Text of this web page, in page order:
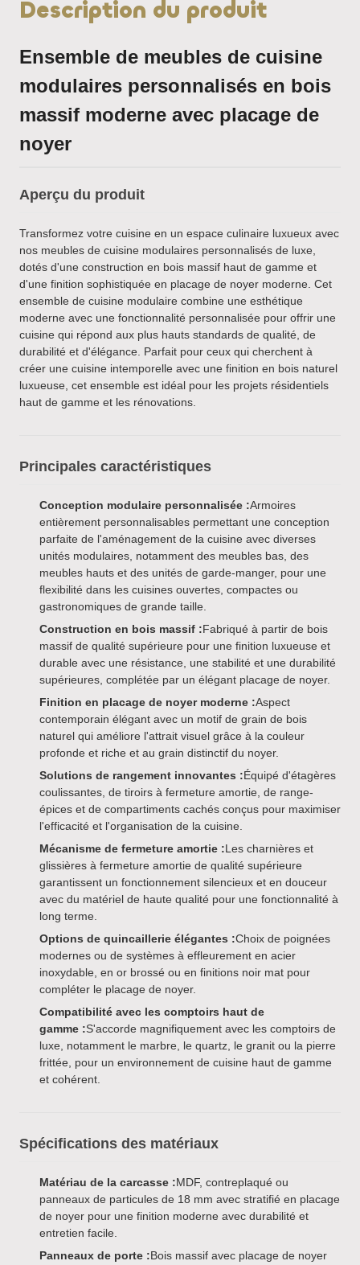
Description du produit
Ensemble de meubles de cuisine
modulaires personnalisés en bois
massif moderne avec placage de
noyer
Aperçu du produit
Transformez votre cuisine en un espace culinaire luxueux avec
nos meubles de cuisine modulaires personnalisés de luxe,
dotés d'une construction en bois massif haut de gamme et
d'une finition sophistiquée en placage de noyer moderne. Cet
ensemble de cuisine modulaire combine une esthétique
moderne avec une fonctionnalité personnalisée pour offrir une
cuisine qui répond aux plus hauts standards de qualité, de
durabilité et d'élégance. Parfait pour ceux qui cherchent à
créer une cuisine intemporelle avec une finition en bois naturel
luxueuse, cet ensemble est idéal pour les projets résidentiels
haut de gamme et les rénovations.
Principales caractéristiques
Conception modulaire personnalisée :Armoires
entièrement personnalisables permettant une conception
parfaite de l'aménagement de la cuisine avec diverses
unités modulaires, notamment des meubles bas, des
meubles hauts et des unités de garde-manger, pour une
flexibilité dans les cuisines ouvertes, compactes ou
gastronomiques de grande taille.
Construction en bois massif :Fabriqué à partir de bois
massif de qualité supérieure pour une finition luxueuse et
durable avec une résistance, une stabilité et une durabilité
supérieures, complétée par un élégant placage de noyer.
Finition en placage de noyer moderne :Aspect
contemporain élégant avec un motif de grain de bois
naturel qui améliore l'attrait visuel grâce à la couleur
profonde et riche et au grain distinctif du noyer.
Solutions de rangement innovantes :Équipé d'étagères
coulissantes, de tiroirs à fermeture amortie, de range-
épices et de compartiments cachés conçus pour maximiser
l'efficacité et l'organisation de la cuisine.
Mécanisme de fermeture amortie :Les charnières et
glissières à fermeture amortie de qualité supérieure
garantissent un fonctionnement silencieux et en douceur
avec du matériel de haute qualité pour une fonctionnalité à
long terme.
Options de quincaillerie élégantes :Choix de poignées
modernes ou de systèmes à effleurement en acier
inoxydable, en or brossé ou en finitions noir mat pour
compléter le placage de noyer.
Compatibilité avec les comptoirs haut de
gamme :S'accorde magnifiquement avec les comptoirs de
luxe, notamment le marbre, le quartz, le granit ou la pierre
frittée, pour un environnement de cuisine haut de gamme
et cohérent.
Spécifications des matériaux
Matériau de la carcasse :MDF, contreplaqué ou
panneaux de particules de 18 mm avec stratifié en placage
de noyer pour une finition moderne avec durabilité et
entretien facile.
Panneaux de porte :Bois massif avec placage de noyer